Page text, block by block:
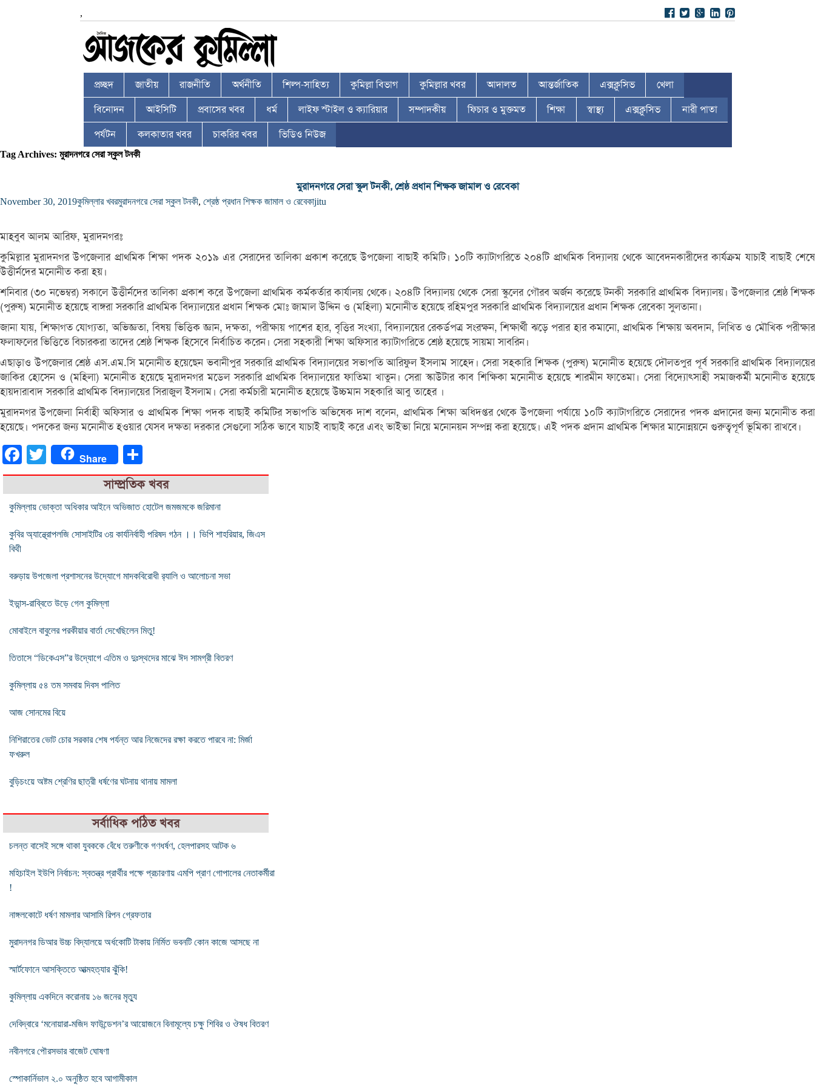
,
প্রচ্ছদ জাতীয় রাজনীতি অর্থনীতি শিল্প-সাহিত্য কুমিল্লা বিভাগ কুমিল্লার খবর আদালত আন্তর্জাতিক এক্সক্লুসিভ খেলা
বিনোদন আইসিটি প্রবাসের খবর ধর্ম লাইফ স্টাইল ও ক্যারিয়ার সম্পাদকীয় ফিচার ও মুক্তমত শিক্ষা স্বাস্থ্য এক্সক্লুসিভ নারী পাতা
পর্যটন কলকাতার খবর চাকরির খবর ভিডিও নিউজ
Tag Archives: মুরাদনগরে সেরা স্কুল টনকী
মুরাদনগরে সেরা স্কুল টনকী, শ্রেষ্ঠ প্রধান শিক্ষক জামাল ও রেবেকা
November 30, 2019কুমিল্লার খবরমুরাদনগরে সেরা স্কুল টনকী, শ্রেষ্ঠ প্রধান শিক্ষক জামাল ও রেবেকাjitu
মাহবুব আলম আরিফ, মুরাদনগরঃ
কুমিল্লার মুরাদনগর উপজেলার প্রাথমিক শিক্ষা পদক ২০১৯ এর সেরাদের তালিকা প্রকাশ করেছে উপজেলা বাছাই কমিটি। ১০টি ক্যাটাগরিতে ২০৪টি প্রাথমিক বিদ্যালয় থেকে আবেদনকারীদের কার্যক্রম যাচাই বাছাই শেষে
উত্তীর্নদের মনোনীত করা হয়।
শনিবার (৩০ নভেম্বর) সকালে উত্তীর্নদের তালিকা প্রকাশ করে উপজেলা প্রাথমিক কর্মকর্তার কার্যালয় থেকে। ২০৪টি বিদ্যালয় থেকে সেরা স্কুলের গৌরব অর্জন করেছে টনকী সরকারি প্রাথমিক বিদ্যালয়। উপজেলার শ্রেষ্ঠ শিক্ষক
(পুরুষ) মনোনীত হয়েছে বাঙ্গরা সরকারি প্রাথমিক বিদ্যালয়ের প্রধান শিক্ষক মোঃ জামাল উদ্দিন ও (মহিলা) মনোনীত হয়েছে রহিমপুর সরকারি প্রাথমিক বিদ্যালয়ের প্রধান শিক্ষক রেবেকা সুলতানা।
জানা যায়, শিক্ষাগত যোগ্যতা, অভিজ্ঞতা, বিষয় ভিত্তিক জ্ঞান, দক্ষতা, পরীক্ষায় পাশের হার, বৃত্তির সংখ্যা, বিদ্যালয়ের রেকর্ডপত্র সংরক্ষন, শিক্ষার্থী ঝড়ে পরার হার কমানো, প্রাথমিক শিক্ষায় অবদান, লিখিত ও মৌখিক পরীক্ষার
ফলাফলের ভিত্তিতে বিচারকরা তাদের শ্রেষ্ঠ শিক্ষক হিসেবে নির্বাচিত করেন। সেরা সহকারী শিক্ষা অফিসার ক্যাটাগরিতে শ্রেষ্ঠ হয়েছে সায়মা সাবরিন।
এছাড়াও উপজেলার শ্রেষ্ঠ এস.এম.সি মনোনীত হয়েছেন ভবানীপুর সরকারি প্রাথমিক বিদ্যালয়ের সভাপতি আরিফুল ইসলাম সাহেদ। সেরা সহকারি শিক্ষক (পুরুষ) মনোনীত হয়েছে দৌলতপুর পূর্ব সরকারি প্রাথমিক বিদ্যালয়ের
জাকির হোসেন ও (মহিলা) মনোনীত হয়েছে মুরাদনগর মডেল সরকারি প্রাথমিক বিদ্যালয়ের ফাতিমা খাতুন। সেরা স্কাউটার কাব শিক্ষিকা মনোনীত হয়েছে শারমীন ফাতেমা। সেরা বিদ্যোৎসাহী সমাজকর্মী মনোনীত হয়েছে
হায়দারাবাদ সরকারি প্রাথমিক বিদ্যালয়ের সিরাজুল ইসলাম। সেরা কর্মচারী মনোনীত হয়েছে উচ্চমান সহকারি আবু তাহের ।
মুরাদনগর উপজেলা নির্বাহী অফিসার ও প্রাথমিক শিক্ষা পদক বাছাই কমিটির সভাপতি অভিষেক দাশ বলেন, প্রাথমিক শিক্ষা অধিদপ্তর থেকে উপজেলা পর্যায়ে ১০টি ক্যাটাগরিতে সেরাদের পদক প্রদানের জন্য মনোনীত করা
হয়েছে। পদকের জন্য মনোনীত হওয়ার যেসব দক্ষতা দরকার সেগুলো সঠিক ভাবে যাচাই বাছাই করে এবং ভাইভা নিয়ে মনোনয়ন সম্পন্ন করা হয়েছে। এই পদক প্রদান প্রাথমিক শিক্ষার মানোন্নয়নে গুরুত্বপূর্ণ ভূমিকা রাখবে।
FacebookTwitter Share
সাম্প্রতিক খবর
কুমিল্লায় ভোক্তা অধিকার আইনে অভিজাত হোটেল জমজমকে জরিমানা
কুবির অ্যান্থ্রোপলজি সোসাইটির ৩য় কার্যনির্বাহী পরিষদ গঠন ।। ভিপি শাহরিয়ার, জিএস
বিথী
বরুড়ায় উপজেলা প্রশাসনের উদ্যোগে মাদকবিরোধী র‌্যালি ও আলোচনা সভা
ইভান্স-রাব্বিতে উড়ে গেল কুমিল্লা
মোবাইলে বাবুলের পরকীয়ার বার্তা দেখেছিলেন মিতু!
তিতাসে “ডিকেএস”র উদ্যোগে এতিম ও দুঃস্থদের মাঝে ঈদ সামগ্রী বিতরণ
কুমিল্লায় ৫৪ তম সমবায় দিবস পালিত
আজ সোনমের বিয়ে
নিশিরাতের ভোট চোর সরকার শেষ পর্যন্ত আর নিজেদের রক্ষা করতে পারবে না: মির্জা
ফখরুল
বুড়িচংয়ে অষ্টম শ্রেণির ছাত্রী ধর্ষণের ঘটনায় থানায় মামলা
সর্বাধিক পঠিত খবর
চলন্ত বাসেই সঙ্গে থাকা যুবককে বেঁধে তরুণীকে গণধর্ষণ, হেলপারসহ আটক ৬
মহিচাইল ইউপি নির্বাচন: স্বতন্ত্র প্রার্থীর পক্ষে প্রচারণায় এমপি প্রাণ গোপালের নেতাকর্মীরা
!
নাঙ্গলকোটে ধর্ষণ মামলার আসামি রিপন গ্রেফতার
মুরাদনগর ডিআর উচ্চ বিদ্যালয়ে অর্ধকোটি টাকায় নির্মিত ভবনটি কোন কাজে আসছে না
স্মার্টফোনে আসক্তিতে আত্মহত্যার ঝুঁকি!
কুমিল্লায় একদিনে করোনায় ১৬ জনের মৃত্যু
দেবিদ্বারে ‘মনোয়ারা-মজিদ ফাউন্ডেশন’র আয়োজনে বিনামূল্যে চক্ষু শিবির ও ঔষধ বিতরণ
নবীনগরে পৌরসভার বাজেট ঘোষণা
স্পোকার্নিভাল ২.০ অনুষ্ঠিত হবে আগামীকাল